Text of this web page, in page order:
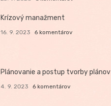
Krízový manažment
16. 9. 2023 6 komentárov
Plánovanie a postup tvorby plánov
4. 9. 2023 6 komentárov